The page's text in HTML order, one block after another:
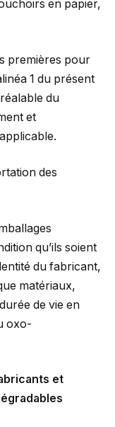
en papier,
premières pour
1 du présent
du
et
des
qu’ils soient
du fabricant,
matériaux,
de vie en
oxo-
et